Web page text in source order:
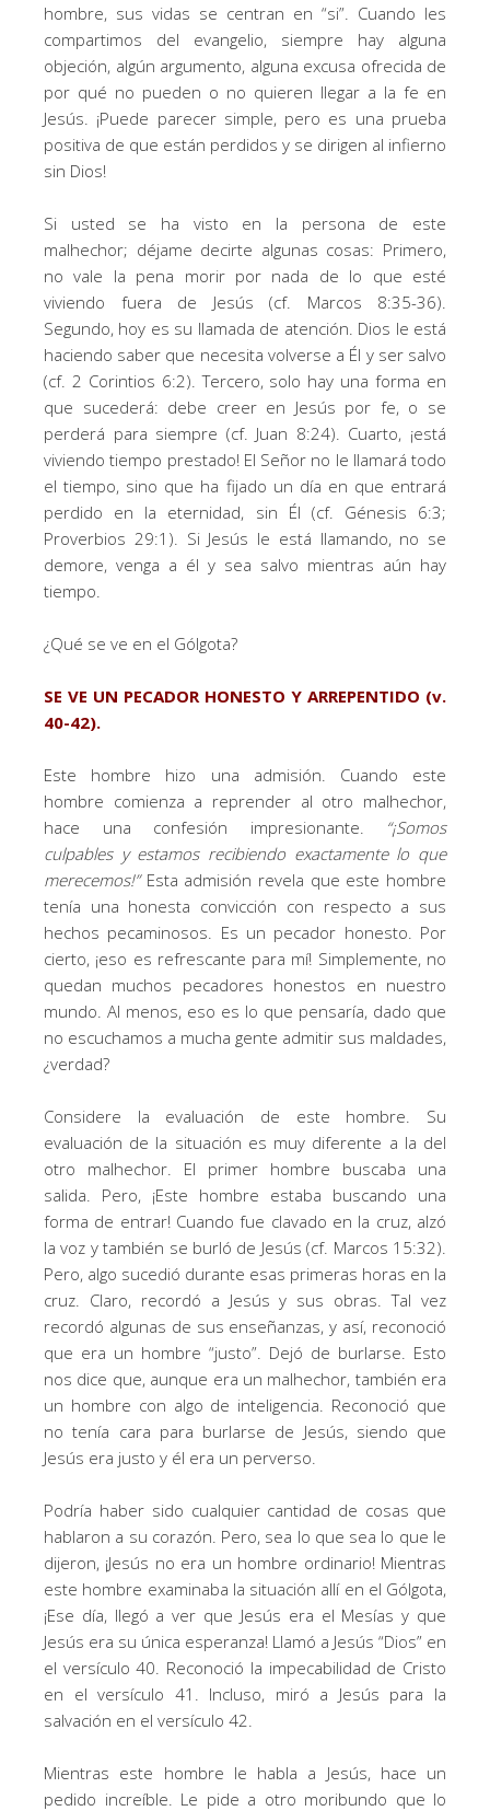
hombre, sus vidas se centran en “si”. Cuando les
compartimos del evangelio, siempre hay alguna
objeción, algún argumento, alguna excusa ofrecida de
por qué no pueden o no quieren llegar a la fe en
Jesús. ¡Puede parecer simple, pero es una prueba
positiva de que están perdidos y se dirigen al infierno
sin Dios!
Si usted se ha visto en la persona de este
malhechor; déjame decirte algunas cosas: Primero,
no vale la pena morir por nada de lo que esté
viviendo fuera de Jesús (cf. Marcos 8:35-36).
Segundo, hoy es su llamada de atención. Dios le está
haciendo saber que necesita volverse a Él y ser salvo
(cf. 2 Corintios 6:2). Tercero, solo hay una forma en
que sucederá: debe creer en Jesús por fe, o se
perderá para siempre (cf. Juan 8:24). Cuarto, ¡está
viviendo tiempo prestado! El Señor no le llamará todo
el tiempo, sino que ha fijado un día en que entrará
perdido en la eternidad, sin Él (cf. Génesis 6:3;
Proverbios 29:1). Si Jesús le está llamando, no se
demore, venga a él y sea salvo mientras aún hay
tiempo.
¿Qué se ve en el Gólgota?
SE VE UN PECADOR HONESTO Y ARREPENTIDO (v.
40-42).
Este hombre hizo una admisión. Cuando este
hombre comienza a reprender al otro malhechor,
hace una confesión impresionante. “¡Somos
culpables y estamos recibiendo exactamente lo que
merecemos!”Esta admisión revela que este hombre
tenía una honesta convicción con respecto a sus
hechos pecaminosos. Es un pecador honesto. Por
cierto, ¡eso es refrescante para mí! Simplemente, no
quedan muchos pecadores honestos en nuestro
mundo. Al menos, eso es lo que pensaría, dado que
no escuchamos a mucha gente admitir sus maldades,
¿verdad?
Considere la evaluación de este hombre. Su
evaluación de la situación es muy diferente a la del
otro malhechor. El primer hombre buscaba una
salida. Pero, ¡Este hombre estaba buscando una
forma de entrar! Cuando fue clavado en la cruz, alzó
la voz y también se burló de Jesús (cf. Marcos 15:32).
Pero, algo sucedió durante esas primeras horas en la
cruz. Claro, recordó a Jesús y sus obras. Tal vez
recordó algunas de sus enseñanzas, y así, reconoció
que era un hombre “justo”. Dejó de burlarse. Esto
nos dice que, aunque era un malhechor, también era
un hombre con algo de inteligencia. Reconoció que
no tenía cara para burlarse de Jesús, siendo que
Jesús era justo y él era un perverso.
Podría haber sido cualquier cantidad de cosas que
hablaron a su corazón. Pero, sea lo que sea lo que le
dijeron, ¡Jesús no era un hombre ordinario! Mientras
este hombre examinaba la situación allí en el Gólgota,
¡Ese día, llegó a ver que Jesús era el Mesías y que
Jesús era su única esperanza! Llamó a Jesús “Dios” en
el versículo 40. Reconoció la impecabilidad de Cristo
en el versículo 41. Incluso, miró a Jesús para la
salvación en el versículo 42.
Mientras este hombre le habla a Jesús, hace un
pedido increíble. Le pide a otro moribundo que lo